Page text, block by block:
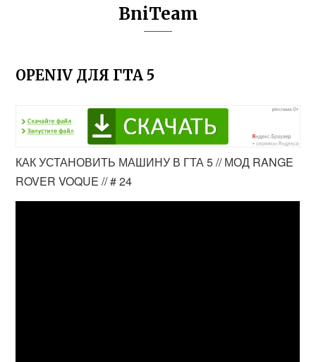
BniTeam
OPENIV ДЛЯ ГТА 5
КАК УСТАНОВИТЬ МАШИНУ В ГТА 5 // МОД RANGE
ROVER VOQUE // # 24